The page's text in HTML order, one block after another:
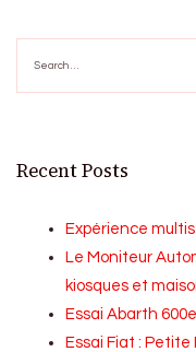
for:
Recent Posts
Expérience
Le Moniteur
kiosques et
Essai Abarth
Essai Fiat :